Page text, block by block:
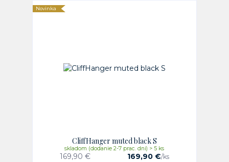
Novinka
CliffHanger muted black S
169,90 € 169,90 €/ks
skladom (dodanie 2-7 prac. dni) > 5 ks